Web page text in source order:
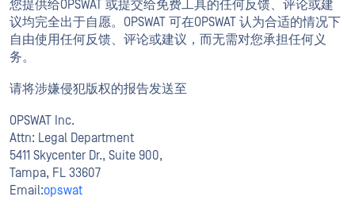
您提供给OPSWAT 或提交给免费工具的任何反馈、评论或建
议均完全出于自愿。OPSWAT 可在OPSWAT 认为合适的情况下
自由使用任何反馈、评论或建议，而无需对您承担任何义
务。
请将涉嫌侵犯版权的报告发送至
OPSWAT Inc.
Attn: Legal Department
5411 Skycenter Dr., Suite 900,
Tampa, FL 33607
Email:opswat